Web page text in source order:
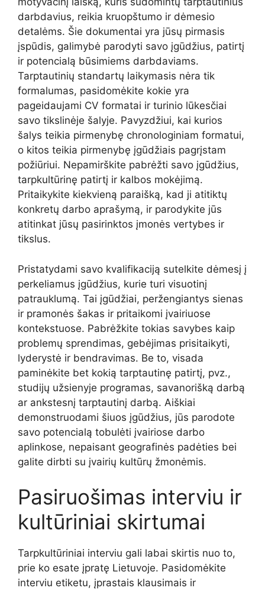
darbdavius, reikia kruopštumo ir dėmesio
detalėms. Šie dokumentai yra jūsų pirmasis
įspūdis, galimybė parodyti savo įgūdžius, patirtį
ir potencialą būsimiems darbdaviams.
Tarptautinių standartų laikymasis nėra tik
formalumas, pasidomėkite kokie yra
pageidaujami CV formatai ir turinio lūkesčiai
savo tikslinėje šalyje. Pavyzdžiui, kai kurios
šalys teikia pirmenybę chronologiniam formatui,
o kitos teikia pirmenybę įgūdžiais pagrįstam
požiūriui. Nepamirškite pabrėžti savo įgūdžius,
tarpkultūrinę patirtį ir kalbos mokėjimą.
Pritaikykite kiekvieną paraišką, kad ji atitiktų
konkretų darbo aprašymą, ir parodykite jūs
atitinkat jūsų pasirinktos įmonės vertybes ir
tikslus.
Pristatydami savo kvalifikaciją sutelkite dėmesį į
perkeliamus įgūdžius, kurie turi visuotinį
patrauklumą. Tai įgūdžiai, peržengiantys sienas
ir pramonės šakas ir pritaikomi įvairiuose
kontekstuose. Pabrėžkite tokias savybes kaip
problemų sprendimas, gebėjimas prisitaikyti,
lyderystė ir bendravimas. Be to, visada
paminėkite bet kokią tarptautinę patirtį, pvz.,
studijų užsienyje programas, savanorišką darbą
ar ankstesnį tarptautinį darbą. Aiškiai
demonstruodami šiuos įgūdžius, jūs parodote
savo potencialą tobulėti įvairiose darbo
aplinkose, nepaisant geografinės padėties bei
galite dirbti su įvairių kultūrų žmonėmis.
Pasiruošimas interviu ir
kultūriniai skirtumai
Tarpkultūriniai interviu gali labai skirtis nuo to,
prie ko esate įpratę Lietuvoje. Pasidomėkite
interviu etiketu, įprastais klausimais ir